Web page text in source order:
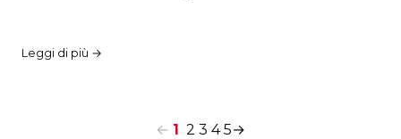
Leggi di più →
← 1 2 3 4 5→